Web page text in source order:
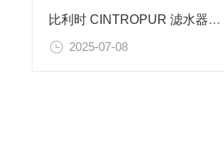
比利时 CINTROPUR 滤水器技术深度剖析：创新与适配的融合​
2025-07-08